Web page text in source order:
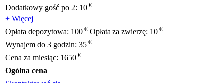
Dodatkowy gość po 2: 10 €
+ Więcej
Opłata depozytowa: 100 € Opłata za zwierzę: 10 €
Wynajem do 3 godzin: 35 €
Cena za miesiąc: 1650 €
Ogólna cena